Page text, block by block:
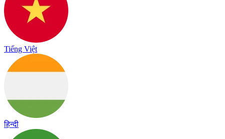
Tiếng Việt
हिन्दी